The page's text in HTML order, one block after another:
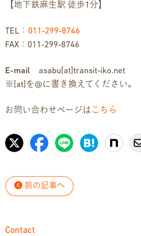
【地下鉄麻生駅 徒歩1分】
TEL： 011-299-8746
FAX：011-299-8746
E-mail asabu[at]transit-iko.net
※[at]を@に書き換えてください。
お問い合わせページは こちら
前の記事へ
Contact